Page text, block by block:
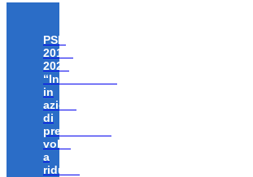
PSR
2014-
2020
“Investimenti
in
azioni
di
prevenzione
volte
a
ridurre